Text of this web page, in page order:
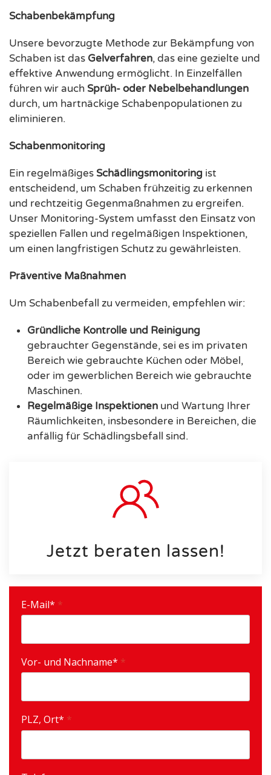
Schabenbekämpfung
Unsere bevorzugte Methode zur Bekämpfung von
Schaben ist das Gelverfahren, das eine gezielte und
effektive Anwendung ermöglicht. In Einzelfällen
führen wir auch Sprüh- oder Nebelbehandlungen
durch, um hartnäckige Schabenpopulationen zu
eliminieren.
Schabenmonitoring
Ein regelmäßiges Schädlingsmonitoring ist
entscheidend, um Schaben frühzeitig zu erkennen
und rechtzeitig Gegenmaßnahmen zu ergreifen.
Unser Monitoring-System umfasst den Einsatz von
speziellen Fallen und regelmäßigen Inspektionen,
um einen langfristigen Schutz zu gewährleisten.
Präventive Maßnahmen
Um Schabenbefall zu vermeiden, empfehlen wir:
Gründliche Kontrolle und Reinigung
gebrauchter Gegenstände, sei es im privaten
Bereich wie gebrauchte Küchen oder Möbel,
oder im gewerblichen Bereich wie gebrauchte
Maschinen.
Regelmäßige Inspektionen und Wartung Ihrer
Räumlichkeiten, insbesondere in Bereichen, die
anfällig für Schädlingsbefall sind.
Jetzt beraten lassen!
E-Mail* *
Vor- und Nachname* *
PLZ, Ort* *